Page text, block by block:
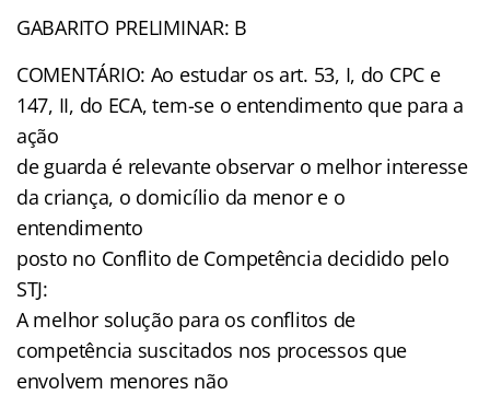
GABARITO PRELIMINAR: B
COMENTÁRIO: Ao estudar os art. 53, I, do CPC e
147, II, do ECA, tem-se o entendimento que para a
ação
de guarda é relevante observar o melhor interesse
da criança, o domicílio da menor e o
entendimento
posto no Conflito de Competência decidido pelo
STJ:
A melhor solução para os conflitos de
competência suscitados nos processos que
envolvem menores não